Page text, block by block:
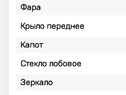
Фара
Крыло переднее
Капот
Стекло лобовое
Зеркало